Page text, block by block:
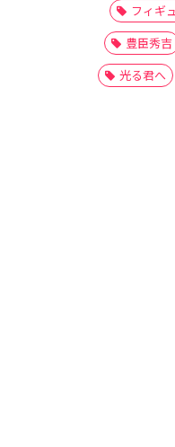
フィギ
豊臣秀吉
光る君へ